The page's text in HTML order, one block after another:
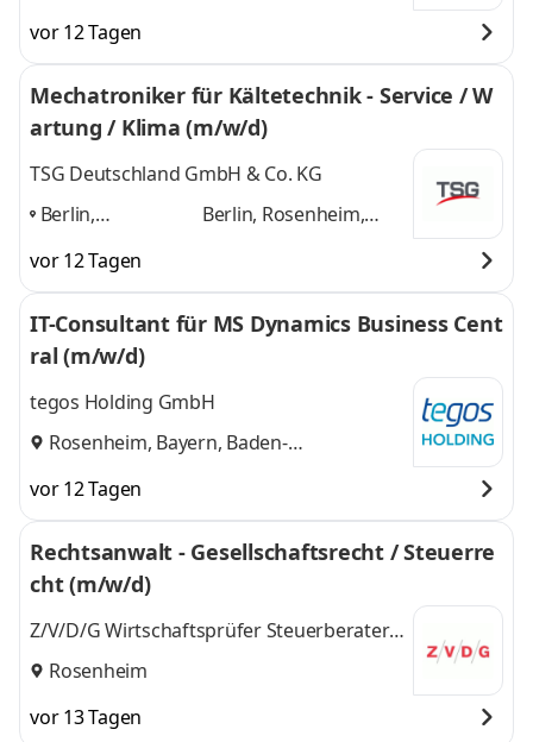
vor 12 Tagen
Mechatroniker für Kältetechnik - Service / W
artung / Klima (m/w/d)
TSG Deutschland GmbH & Co. KG
Berlin,
München,
Stuttgart,
Dachau,
Berlin, Rosenheim,
vor 12 Tagen
IT-Consultant für MS Dynamics Business Cent
ral (m/w/d)
tegos Holding GmbH
Rosenheim, Bayern, Baden-
vor 12 Tagen
Rechtsanwalt - Gesellschaftsrecht / Steuerre
cht (m/w/d)
Z/V/D/G Wirtschaftsprüfer Steuerberater
PartmbB Hubert & Heubusch
Rosenheim
vor 13 Tagen